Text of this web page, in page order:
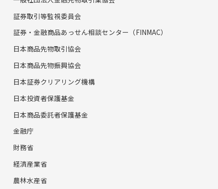
証券取引等監視委員会
証券・金融商品あっせん相談センター（FINMAC）
日本商品先物取引協会
日本商品先物振興協会
日本証券クリアリング機構
日本投資者保護基金
日本商品委託者保護基金
金融庁
財務省
経済産業省
農林水産省